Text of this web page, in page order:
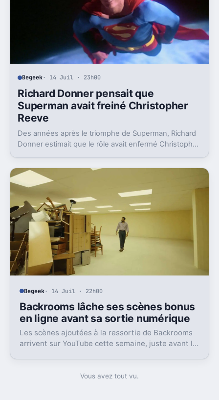
Begeek· 14 Juil · 23h00
Richard Donner pensait que
Superman avait freiné Christopher
Reeve
Des années après le triomphe de Superman, Richard
Donner estimait que le rôle avait enfermé Christopher
sortir.
Begeek· 14 Juil · 22h00
Backrooms lâche ses scènes bonus
en ligne avant sa sortie numérique
Les scènes ajoutées à la ressortie de Backrooms
arrivent sur YouTube cette semaine, juste avant la